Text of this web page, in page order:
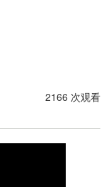
2166 次观看